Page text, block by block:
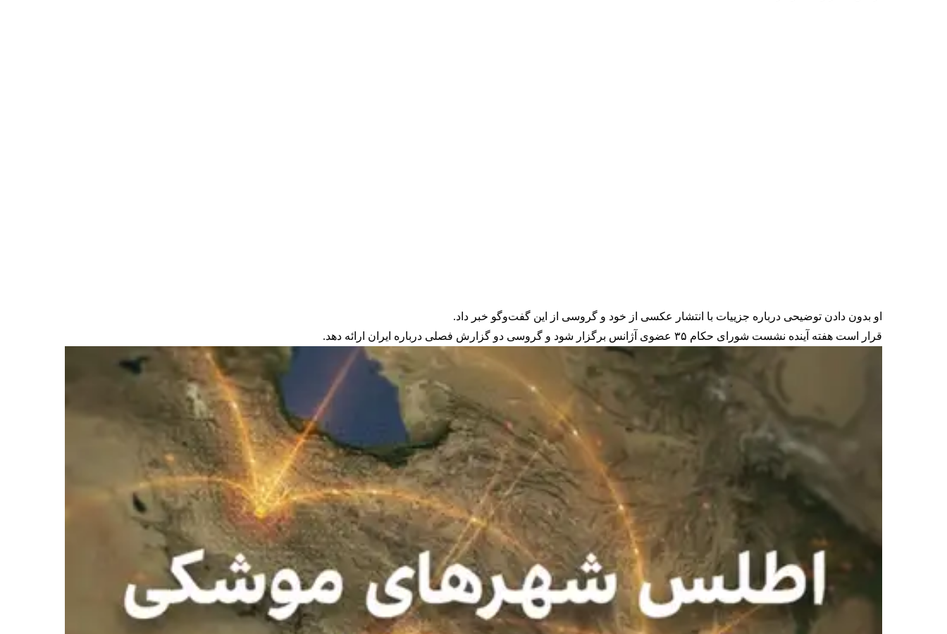
او بدون دادن توضیحی درباره جزییات با انتشار عکسی از خود و گروسی از این گفت‌وگو خبر داد.
قرار است هفته آینده نشست شورای حکام ۳۵ عضوی آژانس برگزار شود و گروسی دو گزارش فصلی درباره ایران ارائه دهد.